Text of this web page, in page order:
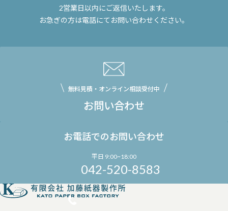
2営業日以内にご返信いたします。
お急ぎの方は電話にてお問い合わせください。
無料見積・オンライン相談受付中
お問い合わせ
お電話でのお問い合わせ
平日 9:00~18:00
042-520-8583